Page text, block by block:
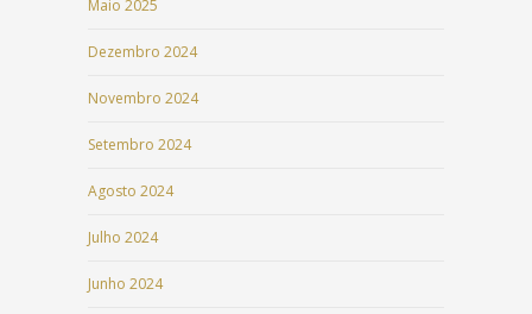
Maio 2025
Dezembro 2024
Novembro 2024
Setembro 2024
Agosto 2024
Julho 2024
Junho 2024